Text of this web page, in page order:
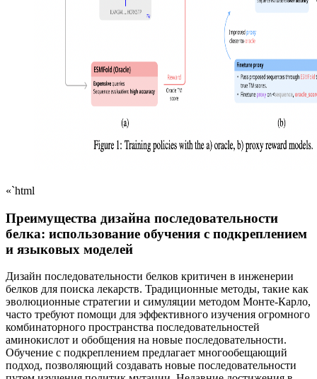
«`html
Преимущества дизайна последовательности
белка: использование обучения с подкреплением
и языковых моделей
Дизайн последовательности белков критичен в инженерии
белков для поиска лекарств. Традиционные методы, такие как
эволюционные стратегии и симуляции методом Монте-Карло,
часто требуют помощи для эффективного изучения огромного
комбинаторного пространства последовательностей
аминокислот и обобщения на новые последовательности.
Обучение с подкреплением предлагает многообещающий
подход, позволяющий создавать новые последовательности